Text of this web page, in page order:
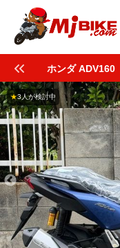
ホンダ ADV160
★3人が検討中